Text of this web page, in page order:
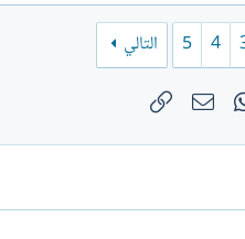
الله) ـ تقع فوق صخرة جبلية
على حدود زهراء مصر
تراجعت ـ لم أعرف وقتها
4
5 التالي
WhatsAppالبريد الإلكتروني